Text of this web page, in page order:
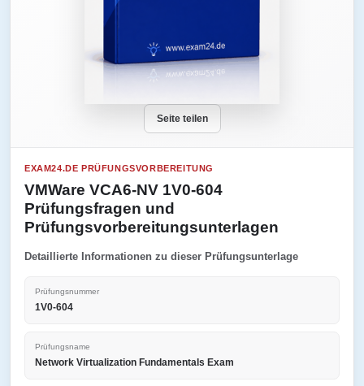
Seite teilen
EXAM24.DE PRÜFUNGSVORBEREITUNG
VMWare VCA6-NV 1V0-604
Prüfungsfragen und
Prüfungsvorbereitungsunterlagen
Detaillierte Informationen zu dieser Prüfungsunterlage
Prüfungsnummer
1V0-604
Prüfungsname
Network Virtualization Fundamentals Exam